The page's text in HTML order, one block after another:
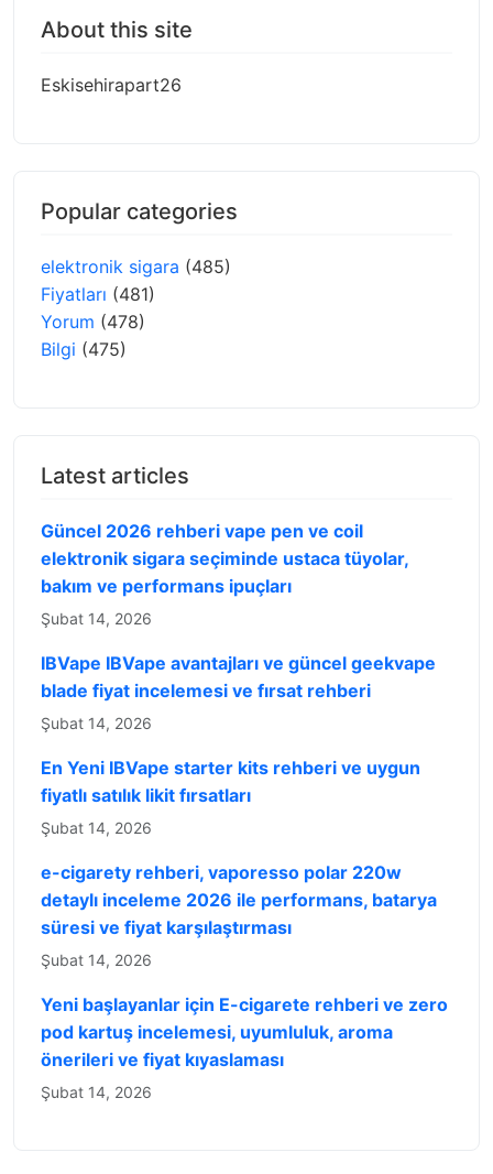
About this site
Eskisehirapart26
Popular categories
elektronik sigara (485)
Fiyatları (481)
Yorum (478)
Bilgi (475)
Latest articles
Güncel 2026 rehberi vape pen ve coil
elektronik sigara seçiminde ustaca tüyolar,
bakım ve performans ipuçları
Şubat 14, 2026
IBVape IBVape avantajları ve güncel geekvape
blade fiyat incelemesi ve fırsat rehberi
Şubat 14, 2026
En Yeni IBVape starter kits rehberi ve uygun
fiyatlı satılık likit fırsatları
Şubat 14, 2026
e-cigarety rehberi, vaporesso polar 220w
detaylı inceleme 2026 ile performans, batarya
süresi ve fiyat karşılaştırması
Şubat 14, 2026
Yeni başlayanlar için E-cigarete rehberi ve zero
pod kartuş incelemesi, uyumluluk, aroma
önerileri ve fiyat kıyaslaması
Şubat 14, 2026